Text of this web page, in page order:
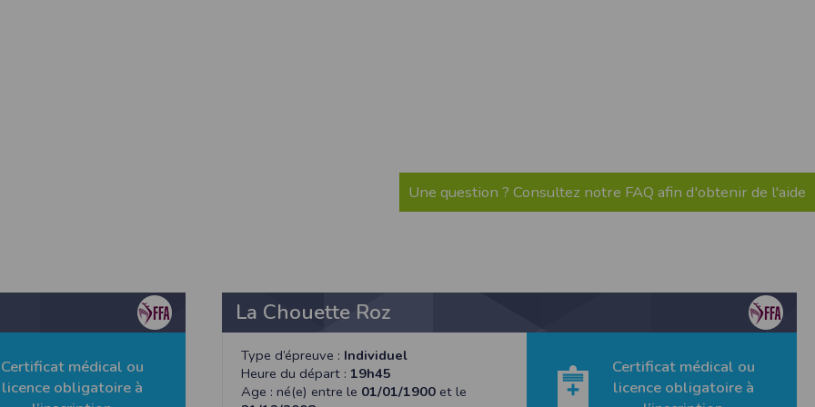
Une question ? Consultez notre FAQ afin d'obtenir de l'aide
Certificat médical ou
licence obligatoire à
La Chouette Roz
Type d’épreuve : Individuel
Heure du départ : 19h45
Age : né(e) entre le 01/01/1900 et le
Certificat médical ou
licence obligatoire à
attentes nous vous invitons à paramétrer votre navigateur en tenant compte de la finalité des cookies.
privéeet cliquez surAffichez les cookies